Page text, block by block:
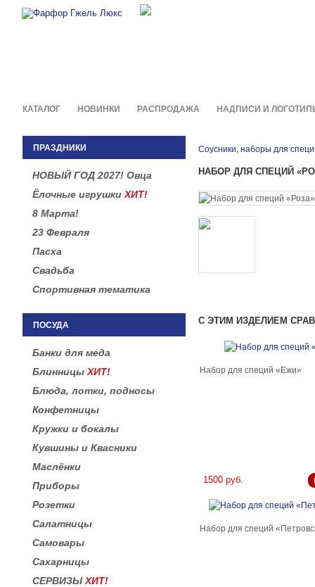
КАТАЛОГ НОВИНКИ РАСПРОДАЖА НАДПИСИ И
ПРАЗДНИКИ
НОВЫЙ ГОД 2027! Овца
Ёлочные игрушки ХИТ!
8 Марта!
23 Февраля
Пасха
Свадьба
Спортивная тематика
ПОСУДА
Банки для меда
Блинницы ХИТ!
Блюда, лотки, подносы
Конфетницы
Кружки и бокалы
Кувшины и Квасники
Маслёнки
Приборы
Розетки
Салатницы
Самовары
Сахарницы
СЕРВИЗЫ ХИТ!
Соусники, наборы для
НАБОР ДЛЯ СПЕЦИЙ
С ЭТИМ ИЗДЕЛИЕМ
Набор для специй «Ежи»
1500 руб.
Набор для специй